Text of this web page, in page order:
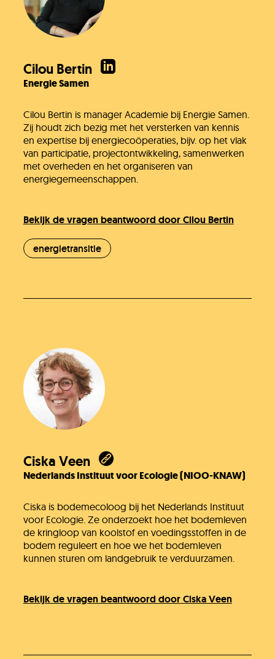
Cilou Bertin
Energie Samen
Cilou Bertin is manager Academie bij Energie Samen.
Zij houdt zich bezig met het versterken van kennis
en expertise bij energiecoöperaties, bijv. op het vlak
van participatie, projectontwikkeling, samenwerken
met overheden en het organiseren van
energiegemeenschappen.
Bekijk de vragen beantwoord door Cilou Bertin
energietransitie
Ciska Veen
Nederlands Instituut voor Ecologie (NIOO-KNAW)
Ciska is bodemecoloog bij het Nederlands Instituut
voor Ecologie. Ze onderzoekt hoe het bodemleven
de kringloop van koolstof en voedingsstoffen in de
bodem reguleert en hoe we het bodemleven
kunnen sturen om landgebruik te verduurzamen.
Bekijk de vragen beantwoord door Ciska Veen